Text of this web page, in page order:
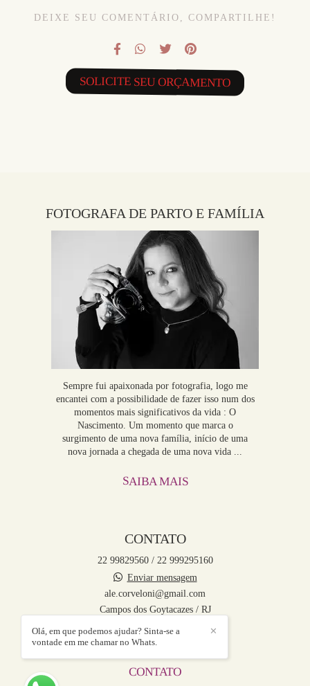
DEIXE SEU COMENTÁRIO, COMPARTILHE!
SOLICITE SEU ORÇAMENTO
FOTOGRAFA DE PARTO E FAMÍLIA
Sempre fui apaixonada por fotografia, logo me
encantei com a possibilidade de fazer isso num dos
momentos mais significativos da vida : O
Nascimento. Um momento que marca o
surgimento de uma nova família, início de uma
nova jornada a chegada de uma nova vida ...
SAIBA MAIS
CONTATO
22 99829560 / 22 999295160
Enviar mensagem
ale.corveloni@gmail.com
Campos dos Goytacazes / RJ
CONTATO
✕
Olá, em que podemos ajudar? Sinta-se a
vontade em me chamar no Whats.